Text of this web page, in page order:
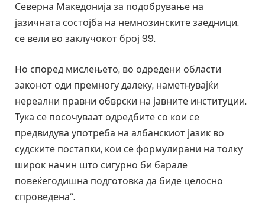
Северна Македонија за подобрување на
јазичната состојба на немнозинските заедници,
се вели во заклучокот број 99.
Но според мислењето, во одредени области
законот оди премногу далеку, наметнувајќи
нереални правни обврски на јавните институции.
Тука се посочуваат одредбите со кои се
предвидува употреба на албанскиот јазик во
судските постапки, кои се формулирани на толку
широк начин што сигурно би барале
повеќегодишна подготовка да биде целосно
спроведена“.